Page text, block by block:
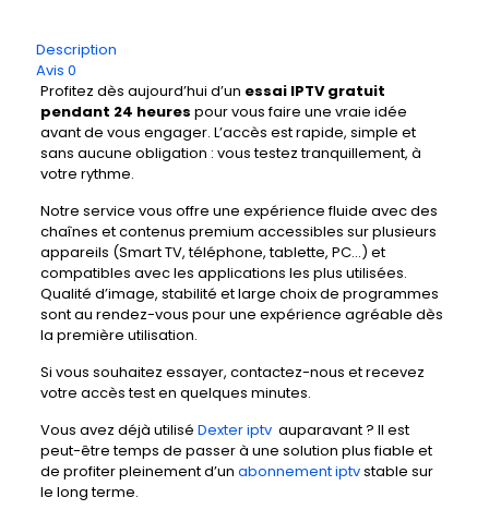
Description
Avis 0
Profitez dès aujourd’hui d’un essai IPTV gratuit
pendant 24 heures pour vous faire une vraie idée
avant de vous engager. L’accès est rapide, simple et
sans aucune obligation : vous testez tranquillement, à
votre rythme.
Notre service vous offre une expérience fluide avec des
chaînes et contenus premium accessibles sur plusieurs
appareils (Smart TV, téléphone, tablette, PC…) et
compatibles avec les applications les plus utilisées.
Qualité d’image, stabilité et large choix de programmes
sont au rendez-vous pour une expérience agréable dès
la première utilisation.
Si vous souhaitez essayer, contactez-nous et recevez
votre accès test en quelques minutes.
Vous avez déjà utilisé Dexter iptvauparavant ? Il est
peut-être temps de passer à une solution plus fiable et
de profiter pleinement d’un abonnement iptvstable sur
le long terme.